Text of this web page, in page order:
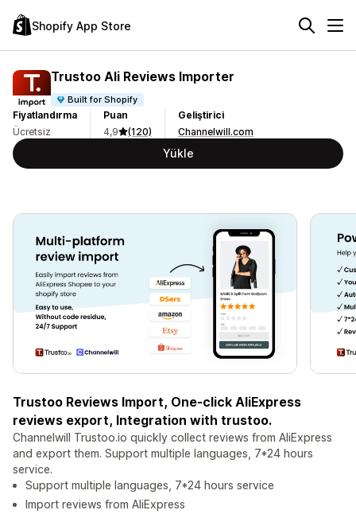
Shopify App Store
Trustoo Ali Reviews Importer
Built for Shopify
Fiyatlandırma
Ücretsiz
Puan
4,9
(120)
Geliştirici
Channelwill.com
Yükle
Trustoo Reviews Import, One-click AliExpress
reviews export, Integration with trustoo.
Channelwill Trustoo.io quickly collect reviews from AliExpress
and export them. Support multiple languages, 7*24 hours
service.
Support multiple languages, 7*24 hours service
Import reviews from AliExpress